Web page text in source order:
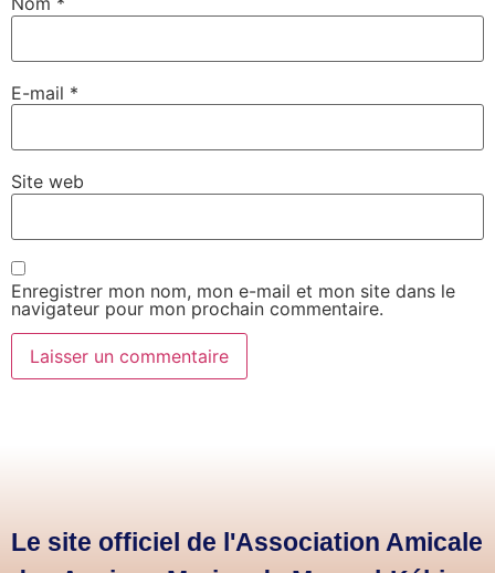
E-mail *
Site web
Enregistrer mon nom, mon e-mail et mon site dans le
navigateur pour mon prochain commentaire.
Le site officiel de l'Association Amicale